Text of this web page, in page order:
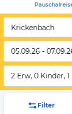
Krickenbach
05.09.26 -
2 Erw, 0 Kinder, 1
Filter